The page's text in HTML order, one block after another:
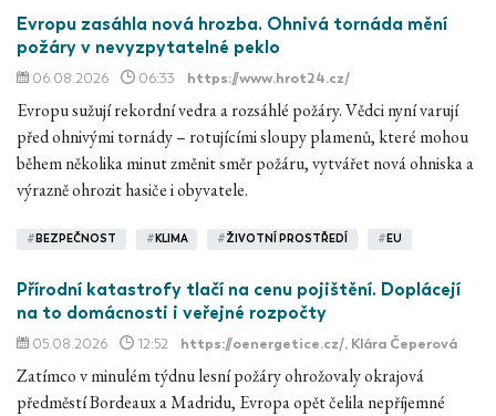
Evropu zasáhla nová hrozba. Ohnivá tornáda mění
požáry v nevyzpytatelné peklo
06.08.2026 06:33 https://www.hrot24.cz/
Evropu sužují rekordní vedra a rozsáhlé požáry. Vědci nyní varují
před ohnivými tornády – rotujícími sloupy plamenů, které mohou
během několika minut změnit směr požáru, vytvářet nová ohniska a
výrazně ohrozit hasiče i obyvatele.
# BEZPEČNOST # KLIMA #ŽIVOTNÍ PROSTŘEDÍ # EU
Přírodní katastrofy tlačí na cenu pojištění. Doplácejí
na to domácnosti i veřejné rozpočty
05.08.2026 12:52 https://oenergetice.cz/, Klára Čeperová
Zatímco v minulém týdnu lesní požáry ohrožovaly okrajová
předměstí Bordeaux a Madridu, Evropa opět čelila nepříjemné